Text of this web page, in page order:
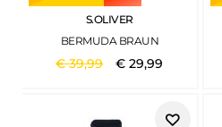
S.OLIVER
BERMUDA BRAUN
€39,99 €29,99